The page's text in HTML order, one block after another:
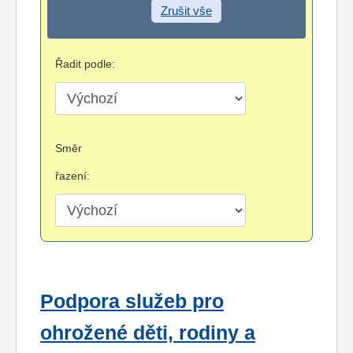
Zrušit vše
Řadit podle:
Směr
řazení:
Podpora služeb pro
ohrožené děti, rodiny a